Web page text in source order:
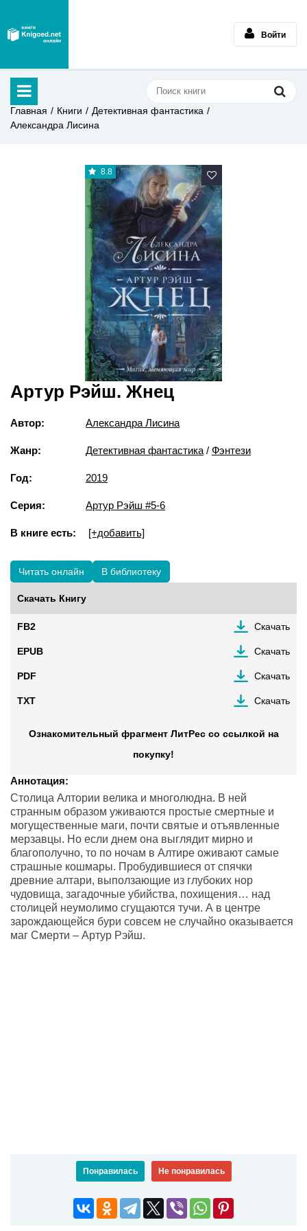
Войти
Главная Книги
Детективная фантастика
Александра Лисина
8.8
Артур Рэйш. Жнец
Автор: Александра Лисина
Жанр: Детективная фантастика / Фэнтези
Год: 2019
Серия: Артур Рэйш #5-6
В книге есть: [+добавить]
Читать онлайн В библиотеку
Скачать Книгу
FB2 Скачать
EPUB Скачать
PDF Скачать
TXT Скачать
Ознакомительный фрагмент ЛитРес со ссылкой на
покупку!
Аннотация:
Столица Алтории велика и многолюдна. В ней
странным образом уживаются простые смертные и
могущественные маги, почти святые и отъявленные
мерзавцы. Но если днем она выглядит мирно и
благополучно, то по ночам в Алтире оживают самые
страшные кошмары. Пробудившиеся от спячки
древние алтари, выползающие из глубоких нор
чудовища, загадочные убийства, похищения… над
столицей неумолимо сгущаются тучи. А в центре
зарождающейся бури совсем не случайно оказывается
маг Смерти – Артур Рэйш.
Понравилась Не понравилась